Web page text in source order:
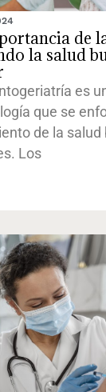
de
la salud
es
que se
de la salud
Los